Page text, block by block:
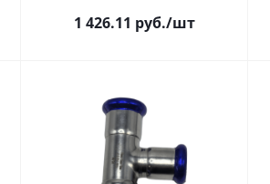
1 426.11 руб./шт